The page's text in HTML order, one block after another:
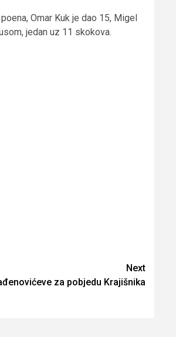
Omar Kuk je dao 15, Migel
jedan uz 11 skokova.
Next
za pobjedu Krajišnika